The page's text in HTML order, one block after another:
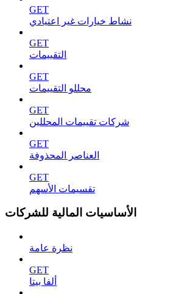
GET
نشاط خيارات غير اعتيادي
GET
التقييمات
GET
محللو التقييمات
GET
شركات تقييمات المحللين
GET
العناصر المحذوفة
GET
تقسيمات الأسهم
الأساسيات المالية للشركات
نظرة عامة
GET
ألفا بيتا